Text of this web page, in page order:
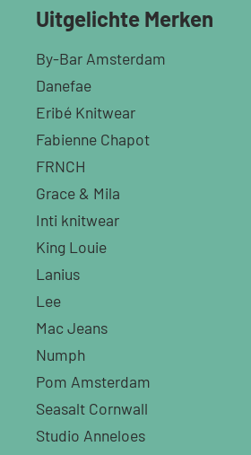
Uitgelichte Merken
By-Bar Amsterdam
Danefae
Eribé Knitwear
Fabienne Chapot
FRNCH
Grace & Mila
Inti knitwear
King Louie
Lanius
Lee
Mac Jeans
Numph
Pom Amsterdam
Seasalt Cornwall
Studio Anneloes